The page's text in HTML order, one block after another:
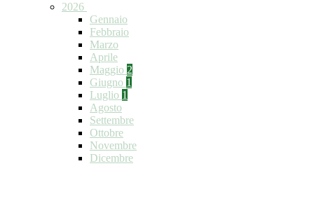
2026
Gennaio
Febbraio
Marzo
Aprile
Maggio 2
Giugno 1
Luglio 1
Agosto
Settembre
Ottobre
Novembre
Dicembre